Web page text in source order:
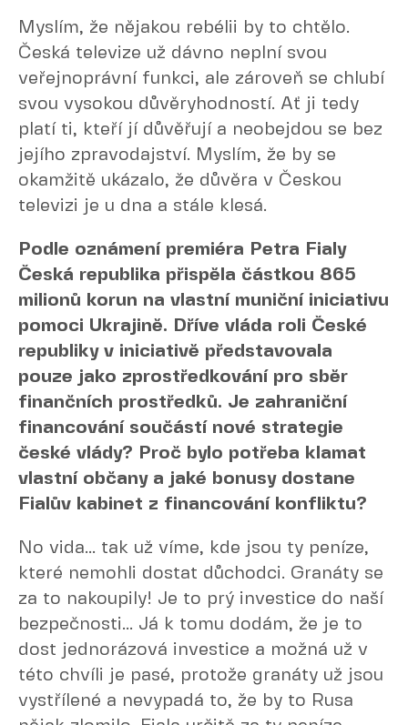
Myslím, že nějakou rebélii by to chtělo.
Česká televize už dávno neplní svou
veřejnoprávní funkci, ale zároveň se chlubí
svou vysokou důvěryhodností. Ať ji tedy
platí ti, kteří jí důvěřují a neobejdou se bez
jejího zpravodajství. Myslím, že by se
okamžitě ukázalo, že důvěra v Českou
televizi je u dna a stále klesá.
Podle oznámení premiéra Petra Fialy
Česká republika přispěla částkou 865
milionů korun na vlastní muniční iniciativu
pomoci Ukrajině. Dříve vláda roli České
republiky v iniciativě představovala
pouze jako zprostředkování pro sběr
finančních prostředků. Je zahraniční
financování součástí nové strategie
české vlády? Proč bylo potřeba klamat
vlastní občany a jaké bonusy dostane
Fialův kabinet z financování konfliktu?
No vida... tak už víme, kde jsou ty peníze,
které nemohli dostat důchodci. Granáty se
za to nakoupily! Je to prý investice do naší
bezpečnosti... Já k tomu dodám, že je to
dost jednorázová investice a možná už v
této chvíli je pasé, protože granáty už jsou
vystřílené a nevypadá to, že by to Rusa